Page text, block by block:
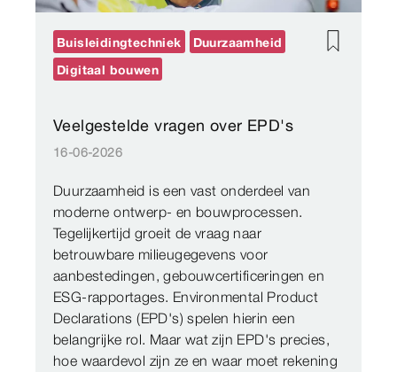
Veelgestelde vragen over EPD's
16-06-2026
Duurzaamheid is een vast onderdeel van
moderne ontwerp- en bouwprocessen.
Tegelijkertijd groeit de vraag naar
betrouwbare milieugegevens voor
aanbestedingen, gebouwcertificeringen en
ESG-rapportages. Environmental Product
Declarations (EPD's) spelen hierin een
belangrijke rol. Maar wat zijn EPD's precies,
hoe waardevol zijn ze en waar moet rekening
Buisleidingtechniek
Duurzaamheid
Digitaal bouwen